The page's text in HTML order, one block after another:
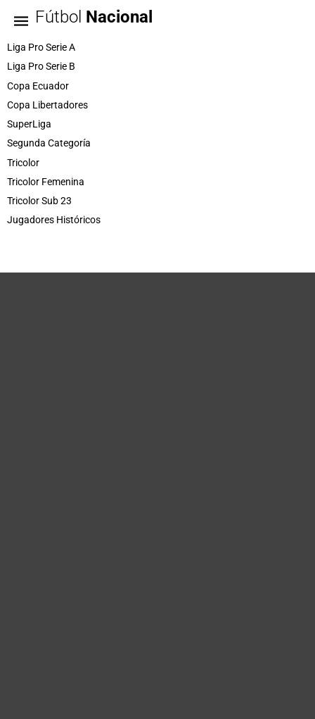
Fútbol Nacional
Liga Pro Serie A
Liga Pro Serie B
Copa Ecuador
Copa Libertadores
SuperLiga
Segunda Categoría
Tricolor
Tricolor Femenina
Tricolor Sub 23
Jugadores Históricos